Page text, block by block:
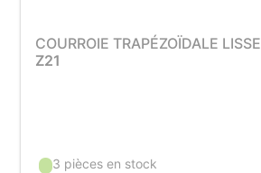
COURROIE TRAPÉZOÏDALE LISSE
Z21
3 pièces en stock